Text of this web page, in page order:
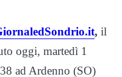
, il
oggi, martedì 1
ad Ardenno (SO)